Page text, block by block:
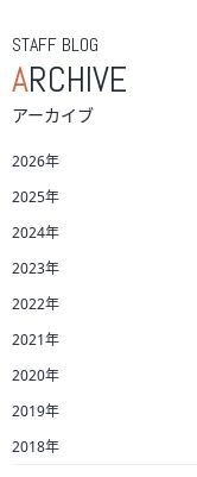
STAFF BLOG
ARCHIVE
アーカイブ
2026年
2025年
2024年
2023年
2022年
2021年
2020年
2019年
2018年